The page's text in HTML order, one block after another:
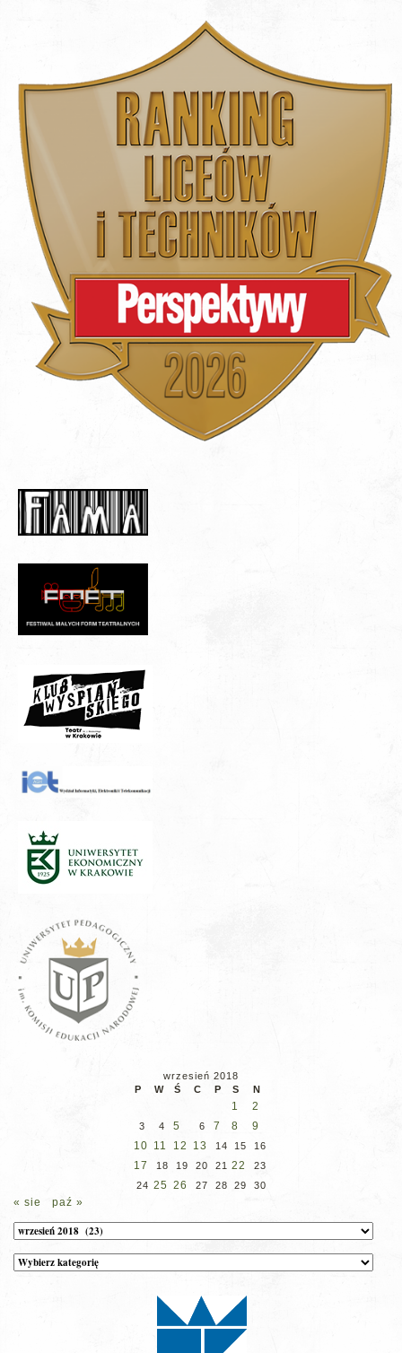
wrzesień 2018
P
W Ś C P S N
1 2
3 4 5 6 7 8
9
10 11 12 13 14 15 16
17 18 19 20 21 22
23
24 25 26 27 28 29 30
« sie paź »
Archiwum
Kategorie
wpisów